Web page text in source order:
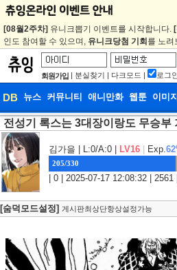
[08월2주차] 유니크뽑기 이벤트를 시작합니다.
인도 참여할 수 있으며, 유니크당첨 기회 를 노려
회원가입 | 분실찾기 | 다크모드 | 로그
DB 뉴스 커뮤니티 애니만화 웹툰 이미지
DB 뉴스
웹툰 이미지
전성기 록스는 3대장이랑도 무승부
김가을 | L:0/A:0 | LV16 Exp.
205/330
| 0 | 2025-07-17 12:08:32 | 2561 |
[숨덕모드설정] 게시판최상단항상설정가능